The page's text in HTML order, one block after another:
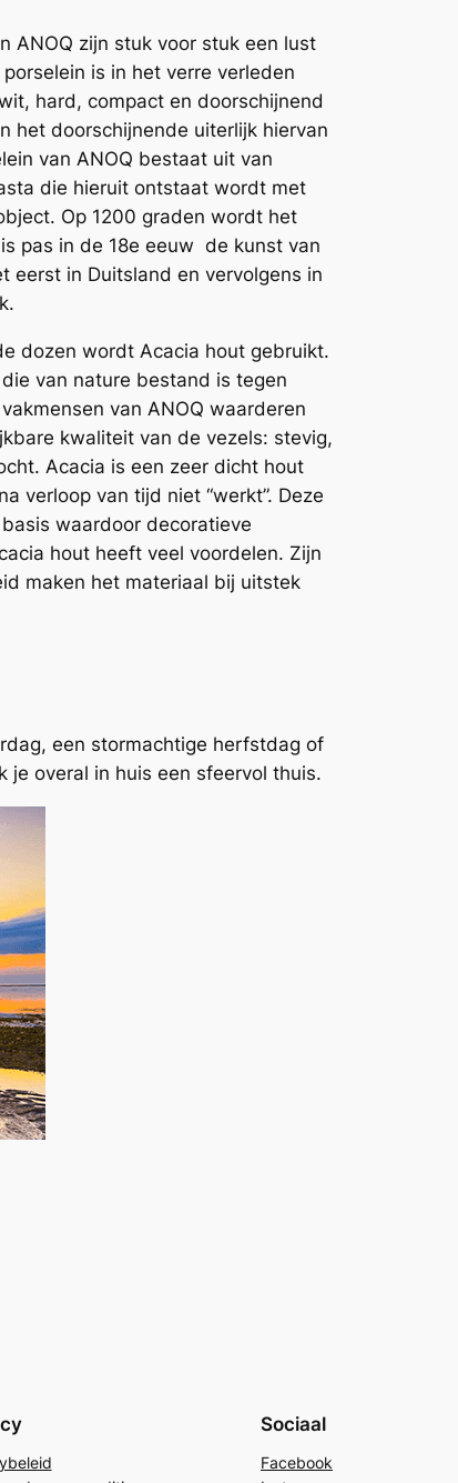
ANOQ zijn stuk voor stuk een lust
is in het verre verleden
hard, compact en doorschijnend
het doorschijnende uiterlijk hiervan
van ANOQ bestaat uit van
die hieruit ontstaat wordt met
Op 1200 graden wordt het
pas in de 18e eeuw de kunst van
eerst in Duitsland en vervolgens in
dozen wordt Acacia hout gebruikt.
van nature bestand is tegen
van ANOQ waarderen
kwaliteit van de vezels: stevig,
Acacia is een zeer dicht hout
verloop van tijd niet “werkt”. Deze
waardoor decoratieve
hout heeft veel voordelen. Zijn
maken het materiaal bij uitstek
een stormachtige herfstdag of
je overal in huis een sfeervol thuis.
Sociaal
Facebook